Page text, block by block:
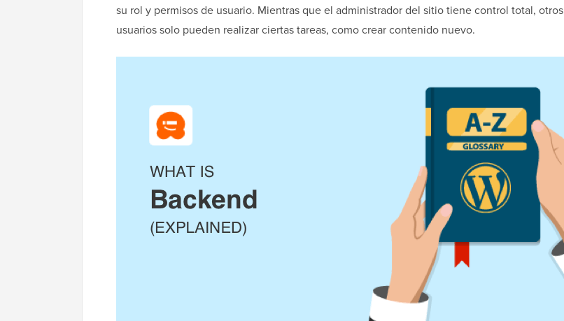
su rol y permisos de usuario. Mientras que el administrador del sitio tiene control total, otros
usuarios solo pueden realizar ciertas tareas, como crear contenido nuevo.